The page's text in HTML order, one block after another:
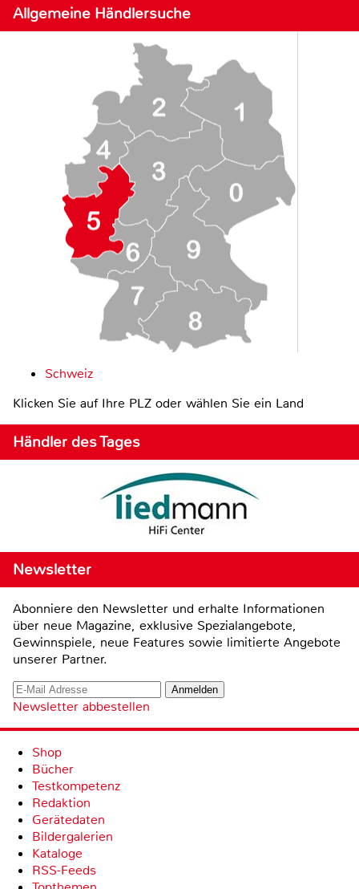
Allgemeine Händlersuche
Schweiz
Klicken Sie auf Ihre PLZ oder wählen Sie ein Land
Händler des Tages
Newsletter
Abonniere den Newsletter und erhalte Informationen
über neue Magazine, exklusive Spezialangebote,
Gewinnspiele, neue Features sowie limitierte Angebote
unserer Partner.
Newsletter abbestellen
Shop
Bücher
Testkompetenz
Redaktion
Gerätedaten
Bildergalerien
Kataloge
RSS-Feeds